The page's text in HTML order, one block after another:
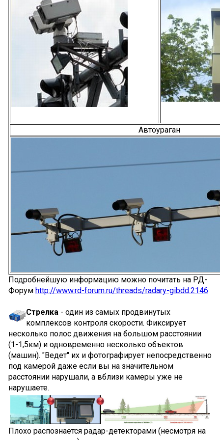
Автоураган
Подробнейшую информацию можно почитать на РД-
Форум http://www.rd-forum.ru/threads/radary-gibdd.2146
Стрелка - один из самых продвинутых
комплексов контроля скорости. Фиксирует
несколько полос движения на большом расстоянии
(1-1,5км) и одновременно несколько объектов
(машин). "Ведет" их и фотографирует непосредственно
под камерой даже если вы на значительном
расстоянии нарушали, а вблизи камеры уже не
нарушаете.
Плохо распознается радар-детекторами (несмотря на